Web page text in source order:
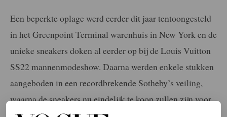
Een beperkte oplage werd eerder dit jaar tentoongesteld
in het Greenpoint Terminal warenhuis in New York en de
unieke sneakers doken al eerder op bij de Louis Vuitton
SS22 mannenmodeshow. Daarna werden enkele stukken
aangeboden in een recordbrekende Sotheby’s veiling,
waarna de sneakers nu eindelijk te koop zullen zijn voor